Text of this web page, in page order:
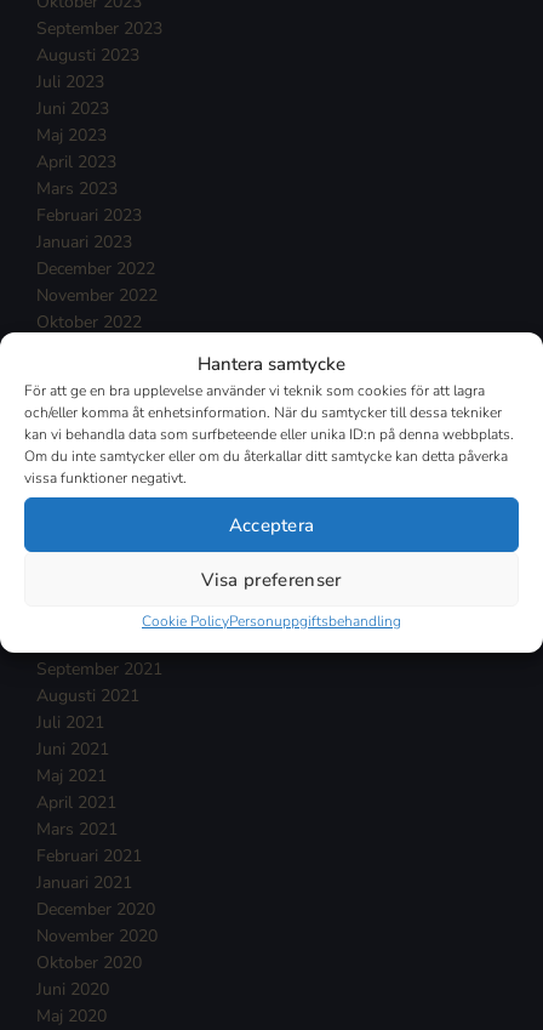
Hantera samtycke
För att ge en bra upplevelse använder vi teknik som cookies för att lagra
och/eller komma åt enhetsinformation. När du samtycker till dessa tekniker
kan vi behandla data som surfbeteende eller unika ID:n på denna webbplats.
Om du inte samtycker eller om du återkallar ditt samtycke kan detta påverka
vissa funktioner negativt.
Acceptera
Visa preferenser
Cookie PolicyPersonuppgiftsbehandling
September 2023
Augusti 2023
Juli 2023
Juni 2023
Maj 2023
April 2023
Mars 2023
Februari 2023
Januari 2023
December 2022
November 2022
Oktober 2022
Juli 2022
Juni 2022
Maj 2022
April 2022
November 2021
September 2021
Augusti 2021
Juli 2021
Juni 2021
Maj 2021
April 2021
Mars 2021
Februari 2021
Januari 2021
December 2020
November 2020
Oktober 2020
Juni 2020
Maj 2020